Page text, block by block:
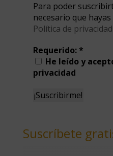
Para poder
necesario que
Política de privacidad
Requerido:*
He leído y
privacidad
Suscríbete